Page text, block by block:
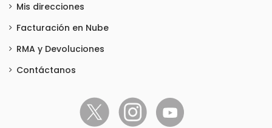
Mis direcciones
Facturación en Nube
RMA y Devoluciones
Contáctanos